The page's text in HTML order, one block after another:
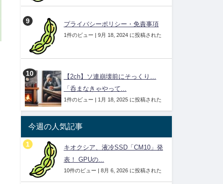
プライバシーポリシー・免責事項
1件のビュー | 9月 18, 2024 に投稿された
【2ch】ソ連崩壊前にそっくり…
「呑まなきゃやって...
1件のビュー | 1月 18, 2025 に投稿された
今週の人気記事
キオクシア、液冷SSD「CM10」発
表！ GPUの...
10件のビュー | 8月 6, 2026 に投稿された